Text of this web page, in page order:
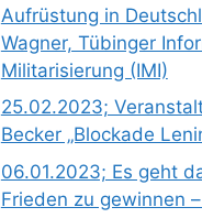
Aufrüstung in
Wagner, Tübinger
Militarisierung (IMI)
25.02.2023;
Becker „Blockade
06.01.2023; Es geht
Frieden zu gewinnen